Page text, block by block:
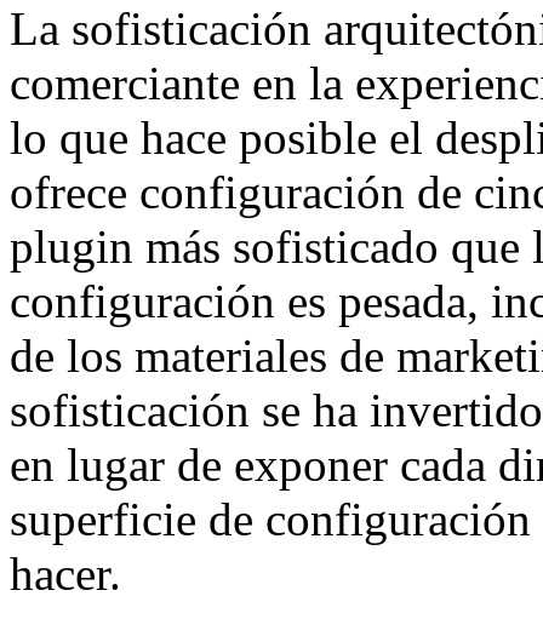
La sofisticación
comerciante en la
lo que hace posible el
ofrece configuración de
plugin más sofisticado que
configuración es pesada,
de los materiales de
sofisticación se ha
en lugar de exponer cada
superficie de configuración
hacer.